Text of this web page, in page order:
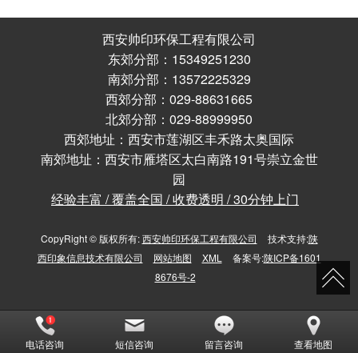
西安帅印环保工程有限公司
东郊分部：15349251230
南郊分部：13572225329
西郊分部：029-88631665
北郊分部：029-88999950
西郊地址：西安市莲湖区丰禾路太奥国际
南郊地址：西安市雁塔区太白南路191号崇立金世
园
经验丰富 / 覆盖全国 / 收费透明 / 30分钟上门
CopyRight © 版权所有:西安帅印环保工程有限公司 技术支持:陕
西印象信息技术有限公司
网站地图 XML 备案号:陕ICP备1601
8676号-2
电话咨询 短信咨询 留言咨询 查看地图